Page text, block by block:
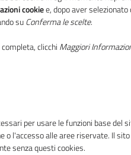
Roma la quinta tappa
CSR
quinta
cookiee, dopo aver
suConferma le scelte.
clicchi Maggiori
per usare le funzioni base del
o l'accesso alle aree riservate. Il
senza questi cookies.